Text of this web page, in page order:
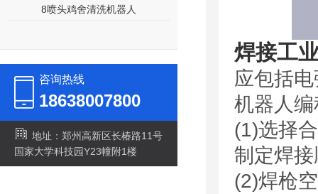
8喷头鸡舍清洗机器人
咨询热线
18638007800
地址：郑州高新区长椿路11号
国家大学科技园Y23幢附1楼
焊接工
应包括
机器人
(1)选择
制定焊
(2)焊枪